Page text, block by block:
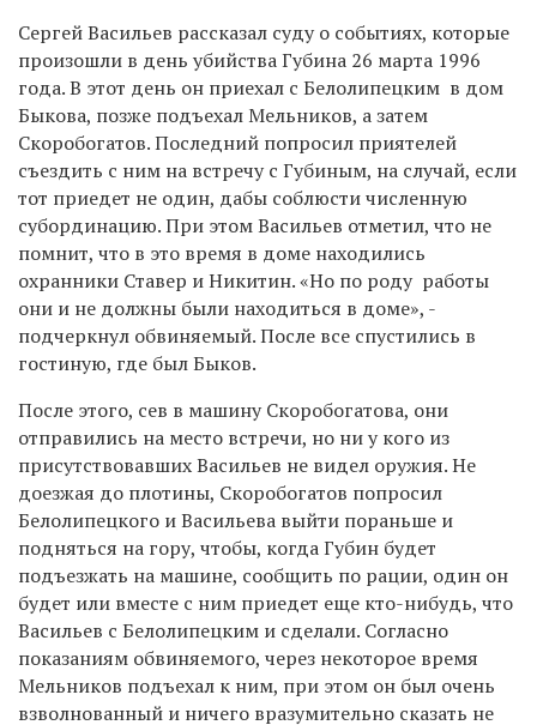
Сергей Васильев рассказал суду о событиях, которые
произошли в день убийства Губина 26 марта 1996
года. В этот день он приехал с Белолипецким в дом
Быкова, позже подъехал Мельников, а затем
Скоробогатов. Последний попросил приятелей
съездить с ним на встречу с Губиным, на случай, если
тот приедет не один, дабы соблюсти численную
субординацию. При этом Васильев отметил, что не
помнит, что в это время в доме находились
охранники Ставер и Никитин. «Но по роду работы
они и не должны были находиться в доме», -
подчеркнул обвиняемый. После все спустились в
гостиную, где был Быков.
После этого, сев в машину Скоробогатова, они
отправились на место встречи, но ни у кого из
присутствовавших Васильев не видел оружия. Не
доезжая до плотины, Скоробогатов попросил
Белолипецкого и Васильева выйти пораньше и
подняться на гору, чтобы, когда Губин будет
подъезжать на машине, сообщить по рации, один он
будет или вместе с ним приедет еще кто-нибудь, что
Васильев с Белолипецким и сделали. Согласно
показаниям обвиняемого, через некоторое время
Мельников подъехал к ним, при этом он был очень
взволнованный и ничего вразумительно сказать не